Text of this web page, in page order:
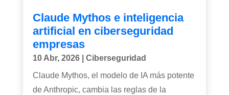
Claude Mythos e inteligencia
artificial en ciberseguridad
empresas
10 Abr, 2026| Ciberseguridad
Claude Mythos, el modelo de IA más potente
de Anthropic, cambia las reglas de la